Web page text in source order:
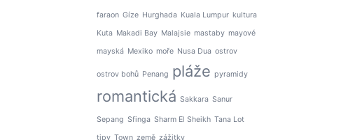
faraon Gíze Hurghada Kuala Lumpur kultura
Kuta Makadi Bay Malajsie mastaby mayové
mayská Mexiko moře Nusa Dua ostrov
ostrov bohů Penang pláže pyramidy
romantická Sakkara Sanur
Sepang Sfinga Sharm El Sheikh Tana Lot
tipy Town země zážitky